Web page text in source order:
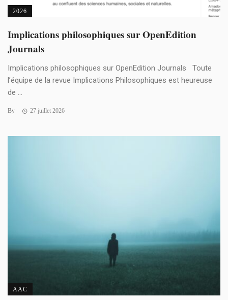
2026
Implications philosophiques sur OpenEdition
Journals
Implications philosophiques sur OpenEdition Journals Toute
l’équipe de la revue Implications Philosophiques est heureuse
de ...
By 27 juillet 2026
AAC